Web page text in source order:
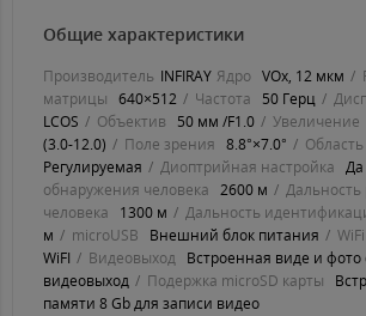
Общие характеристики
Производитель INFIRAY Ядро VOx, 12 мкм
матрицы 640×512 Частота 50 Герц
LCOS
Объектив 50 мм /F1.0 Увеличение
(3.0-12.0)
Поле зрения 8.8°×7.0°
Регулируемая
Диоптрийная настройка Да
обнаружения человека 2600 м
Дальность
человека
1300 м Дальность
м
microUSB Внешний блок питания WiFi
WiFI
Видеовыход Встроенная виде и фото
видеовыход
Подержка microSD карты
памяти 8 Gb для записи видео